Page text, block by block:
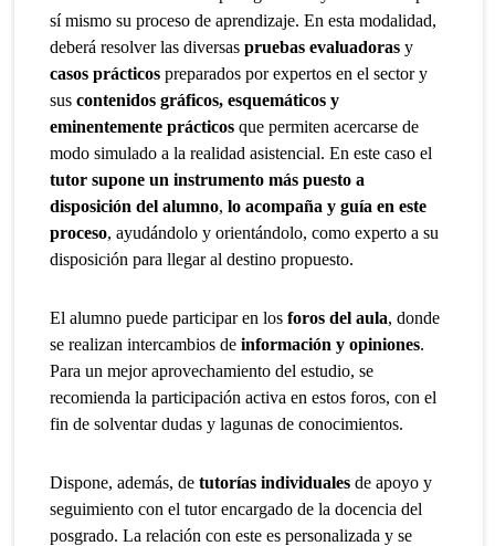
sí mismo su proceso de aprendizaje. En esta modalidad,
deberá resolver las diversaspruebas evaluadoras y
casos prácticospreparados por expertos en el sector y
suscontenidos gráficos, esquemáticos y
eminentemente prácticos que permiten acercarse de
modo simulado a la realidad asistencial. En este caso el
tutor supone un instrumento más puesto a
disposición del alumno,lo acompaña y guía en este
proceso, ayudándolo y orientándolo, como experto a su
disposición para llegar al destino propuesto.
El alumno puede participar en losforos del aula, donde
se realizan intercambios deinformación y opiniones.
Para un mejor aprovechamiento del estudio, se
recomienda la participación activa en estos foros, con el
fin de solventar dudas y lagunas de conocimientos.
Dispone, además, detutorías individuales de apoyo y
seguimiento con el tutor encargado de la docencia del
posgrado. La relación con este es personalizada y se